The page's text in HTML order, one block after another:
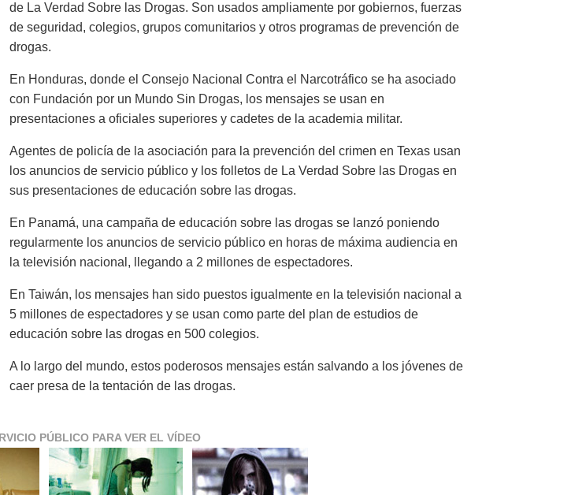
de La Verdad Sobre las Drogas. Son usados ampliamente por gobiernos, fuerzas
de seguridad, colegios, grupos comunitarios y otros programas de prevención de
drogas.
En Honduras, donde el Consejo Nacional Contra el Narcotráfico se ha asociado
con Fundación por un Mundo Sin Drogas, los mensajes se usan en
presentaciones a oficiales superiores y cadetes de la academia militar.
Agentes de policía de la asociación para la prevención del crimen en Texas usan
los anuncios de servicio público y los folletos de La Verdad Sobre las Drogas en
sus presentaciones de educación sobre las drogas.
En Panamá, una campaña de educación sobre las drogas se lanzó poniendo
regularmente los anuncios de servicio público en horas de máxima audiencia en
la televisión nacional, llegando a 2 millones de espectadores.
En Taiwán, los mensajes han sido puestos igualmente en la televisión nacional a
5 millones de espectadores y se usan como parte del plan de estudios de
educación sobre las drogas en 500 colegios.
A lo largo del mundo, estos poderosos mensajes están salvando a los jóvenes de
caer presa de la tentación de las drogas.
PÚBLICO PARA VER EL VÍDEO